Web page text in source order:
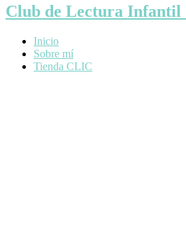
Club de Lectura Infantil
Inicio
Sobre mí
Tienda CLIC